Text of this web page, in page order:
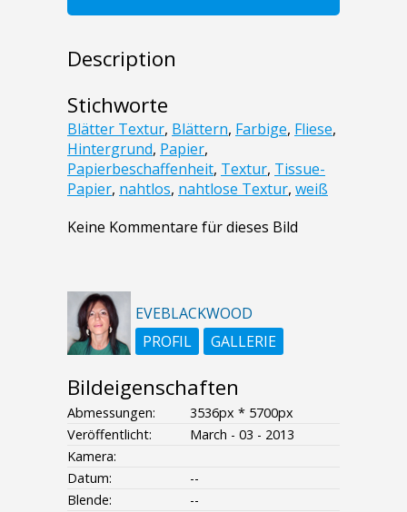
Description
Stichworte
Blätter Textur, Blättern, Farbige, Fliese,
Hintergrund, Papier,
Papierbeschaffenheit, Textur, Tissue-
Papier, nahtlos, nahtlose Textur, weiß
Keine Kommentare für dieses Bild
EVEBLACKWOOD
PROFIL
GALLERIE
Bildeigenschaften
Abmessungen:
3536px * 5700px
Veröffentlicht:
March - 03 - 2013
Kamera:
Datum:
--
Blende:
--